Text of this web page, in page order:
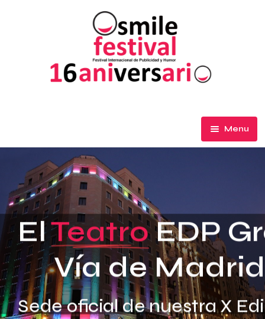
Menu
Participa
Premios de Honor
Ediciones
Acción Social
Palmarés
ElTeatroEDP
Vía de
Sede oficial de nuestra X